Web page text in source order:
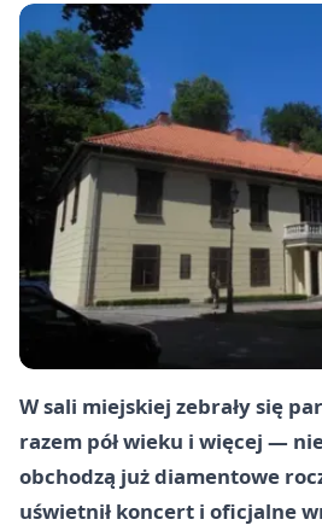
W sali miejskiej zebrały się
razem pół wieku i więcej —
obchodzą już diamentowe
uświetnił koncert i oficjalne